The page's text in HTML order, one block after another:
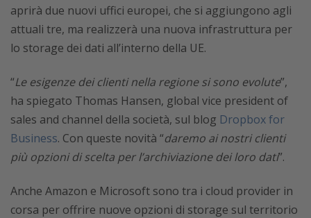
aprirà due nuovi uffici europei, che si aggiungono agli
attuali tre, ma realizzerà una nuova infrastruttura per
lo storage dei dati all’interno della UE.
“Le esigenze dei clienti nella regione si sono evolute”,
ha spiegato Thomas Hansen, global vice president of
sales and channel della società, sul blog Dropbox for
Business. Con queste novità “daremo ai nostri clienti
più opzioni di scelta per l’archiviazione dei loro dati”.
Anche Amazon e Microsoft sono tra i cloud provider in
corsa per offrire nuove opzioni di storage sul territorio